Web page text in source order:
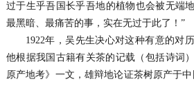
过于生乎吾国长乎吾地的植物也会被无
最黑暗、最痛苦的事，实在无过于此了！”
1922年，吴先生决心对这种有意的对历
他根据我国古籍有关茶的记载（包括诗词
原产地考》一文，雄辩地论证茶树原产于